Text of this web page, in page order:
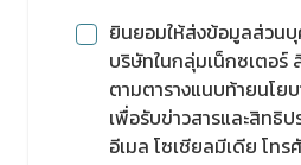
ยินยอมให้ส่งข้อมูลส่วน
บริษัทในกลุ่มเน็กซเตอร์
ตามตารางแนบท้ายนโย
เพื่อรับข่าวสารและสิทธิป
อีเมล โซเชียลมีเดีย โทร